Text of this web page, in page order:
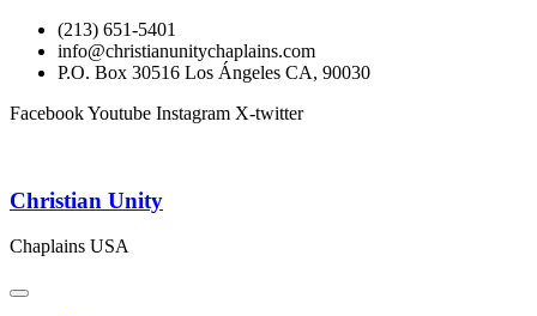
(213) 651-5401
info@christianunitychaplains.com
P.O. Box 30516 Los Ángeles CA, 90030
FacebookYoutube Instagram X-twitter
Christian Unity
Chaplains USA